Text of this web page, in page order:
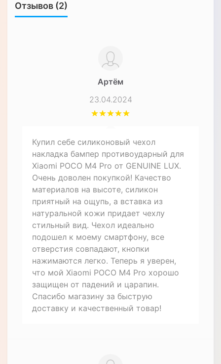
Отзывов (2)
Артём
23.04.2024
Купил себе силиконовый чехол
накладка бампер противоударный для
Xiaomi POCO M4 Pro от GENUINE LUX.
Очень доволен покупкой! Качество
материалов на высоте, силикон
приятный на ощупь, а вставка из
натуральной кожи придает чехлу
стильный вид. Чехол идеально
подошел к моему смартфону, все
отверстия совпадают, кнопки
нажимаются легко. Теперь я уверен,
что мой Xiaomi POCO M4 Pro хорошо
защищен от падений и царапин.
Спасибо магазину за быструю
доставку и качественный товар!